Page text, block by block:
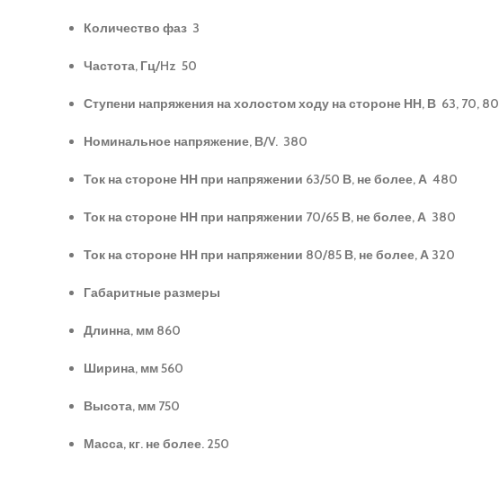
Количество фаз 3
Частота, Гц/Hz 50
Ступени напряжения на холостом ходу на стороне НН, В 63, 70, 80
Номинальное напряжение, В/V. 380
Ток на стороне НН при напряжении 63/50 В, не более, А 480
Ток на стороне НН при напряжении 70/65 В, не более, А 380
Ток на стороне НН при напряжении 80/85 В, не более, А 320
Габаритные размеры
Длинна, мм 860
Ширина, мм 560
Высота, мм 750
Масса, кг. не более. 250